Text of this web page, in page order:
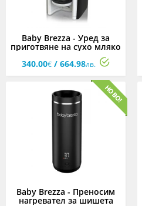
Baby Brezza - Уред за
приготвяне на сухо мляко
Formula Pro Advanced,
White
340.00€ / 664.98лв.
Baby Brezza - Преносим
нагревател за шишета